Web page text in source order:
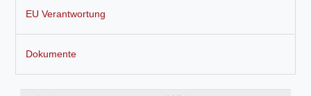
EU Verantwortung
Dokumente